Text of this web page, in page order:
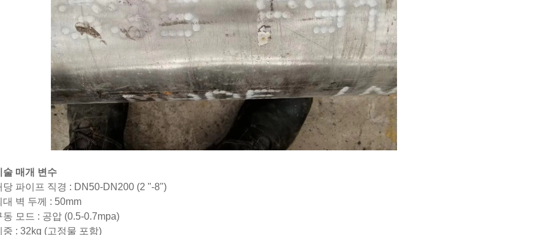
술 매개 변수
당 파이프 직경 : DN50-DN200 (2 "-8")
대 벽 두께 : 50mm
동 모드 : 공압 (0.5-0.7mpa)
중 : 32kg (고정물 포함)